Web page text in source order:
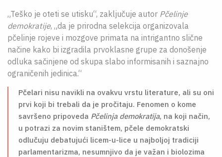
„Teško je oteti se utisku“, zaključuje autor Pčelinje
demokratije, „da je prirodna selekcija organizovala
pčelinje rojeve i mozgove primata na intrigantno slične
načine kako bi izgradila prvoklasne grupe za donošenje
odluka sačinjene od skupa slabo informisanih i saznajno
ograničenih jedinica.“
Pčelari nisu navikli na ovakvu vrstu literature, ali su oni
prvi koji bi trebali da je pročitaju. Fenomen o kome
savršeno pripoveda Pčelinja demokratija, na koji način,
u potrazi za novim staništem, pčele demokratski
odlučuju debatujući licem-u-lice u najboljoj tradiciji
parlamentarizma, nesumnjivo da je važan i biolozima